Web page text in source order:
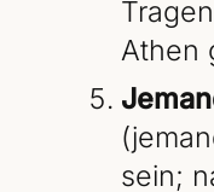
Athen
sein;